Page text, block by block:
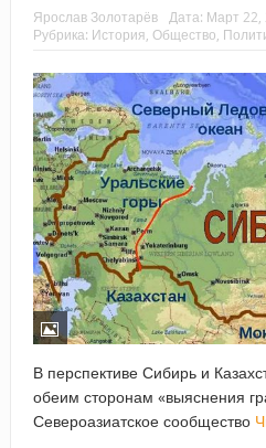
Ярослав Золотарёв Дата: Март 22,
Рубрика: История, Общество,
В перспективе Сибирь и
обеим сторонам «выяснения
Североазиатское сообщество